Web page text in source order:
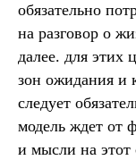
обязательно
на разговор о
далее. для этих
зон ожидания и
следует
модель ждет от
и мысли на этот